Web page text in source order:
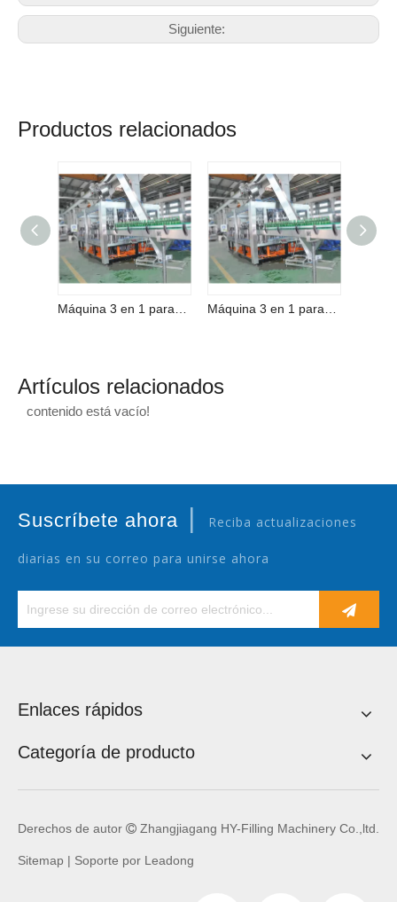
Siguiente:
Productos relacionados
Artículos relacionados
contenido está vacío!
Suscríbete ahora | Reciba actualizaciones
diarias en su correo para unirse ahora
Enlaces rápidos
Categoría de producto
Derechos de autor  Zhangjiagang HY-Filling Machinery Co.,ltd.
Sitemap | Soporte por Leadong